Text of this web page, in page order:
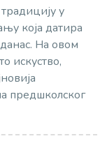
у
која датира
На овом
искуство,
предшколског